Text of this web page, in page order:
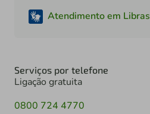
Atendimento em Libras
Serviços por telefone
Ligação gratuita
0800 724 4770